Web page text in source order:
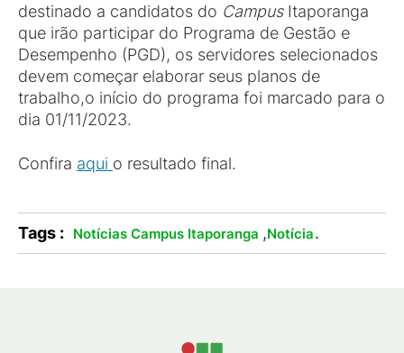
destinado a candidatos do CampusItaporanga
que irão participar do Programa de Gestão e
Desempenho (PGD), os servidores selecionados
devem começar elaborar seus planos de
trabalho,o início do programa foi marcado para o
dia 01/11/2023.
Confira aqui o resultado final.
Tags : Notícias Campus Itaporanga ,Notícia.